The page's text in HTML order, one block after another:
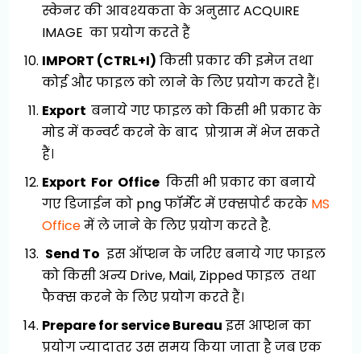
स्केनर की आवश्यकता के अनुसार ACQUIRE
IMAGE का प्रयोग करते हैं
IMPORT (CTRL+I) किसी प्रकार की इमेज तथा
कोई और फाइल को लाने के लिए प्रयोग करते हैं।
Exportबनाये गए फाइल को किसी भी प्रकार के
मोड में कन्वर्ट करने के बाद प्रोग्राम में भेज सकते
हैं।
Export For Office किसी भी प्रकार का बनाये
गए डिजाईन को png फॉर्मेट में एक्सपोर्ट करके MS
Officeमें ले जाने के लिए प्रयोग करते है.
Send To इस ऑप्शन के जरिए बनाये गए फाइल
को किसी अन्य Drive, Mail, Zipped फाइल तथा
फैक्स करने के लिए प्रयोग करते हैं।
Prepare for service Bureau इस आप्शन का
प्रयोग ज्यादातर उस समय किया जाता है जब एक